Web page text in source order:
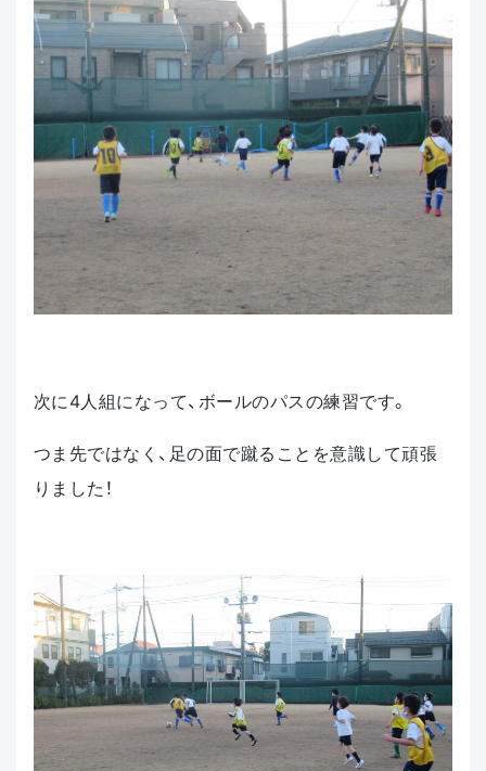
次に4人組になって、ボールのパスの練習です。
つま先ではなく、足の面で蹴ることを意識して頑張
りました！